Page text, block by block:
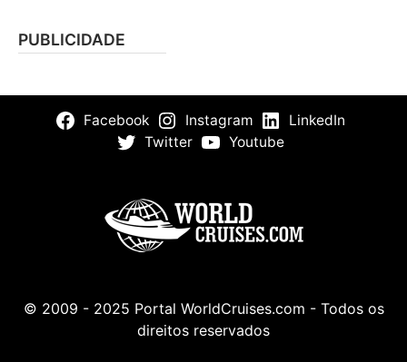
PUBLICIDADE
Facebook Instagram
LinkedIn
Twitter
Youtube
© 2009 - 2025 Portal WorldCruises.com - Todos os
direitos reservados